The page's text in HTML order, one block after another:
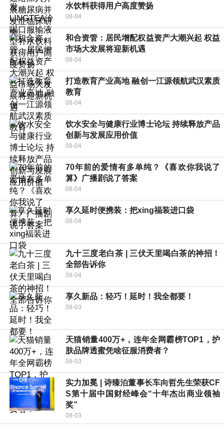
水饮料获得用户高度赞扬
08-04
和合资管：居民增配权益资产大潮兴起 权益
市场大发展将迎新机遇
08-04
打造教育产业高地 融创一江源领航武汉素质
教育
08-04
饮水安全与健康行业博士论坛 持续释放产品
创新与发展应用价值
08-04
70年前的爱情有多单纯？《喜欢你我说了
算》广播剧说了答案
08-04
享久延时便携装：把xing福装进口袋
08-04
九十三度老白茶 | 三伏天里喝白茶的神招！
全部告诉你
08-04
享久新品：轻巧！延时！我全都要！
08-03
天猫销量400万+，连年全网霸榜TOP1，护
肤品牌透蜜凭啥征服消费者？
08-03
实力加冕 | 诗臻泊董事长车向哲先生荣获CF
S第十届中国财经峰会“十年杰出商业领袖
奖”
08-03